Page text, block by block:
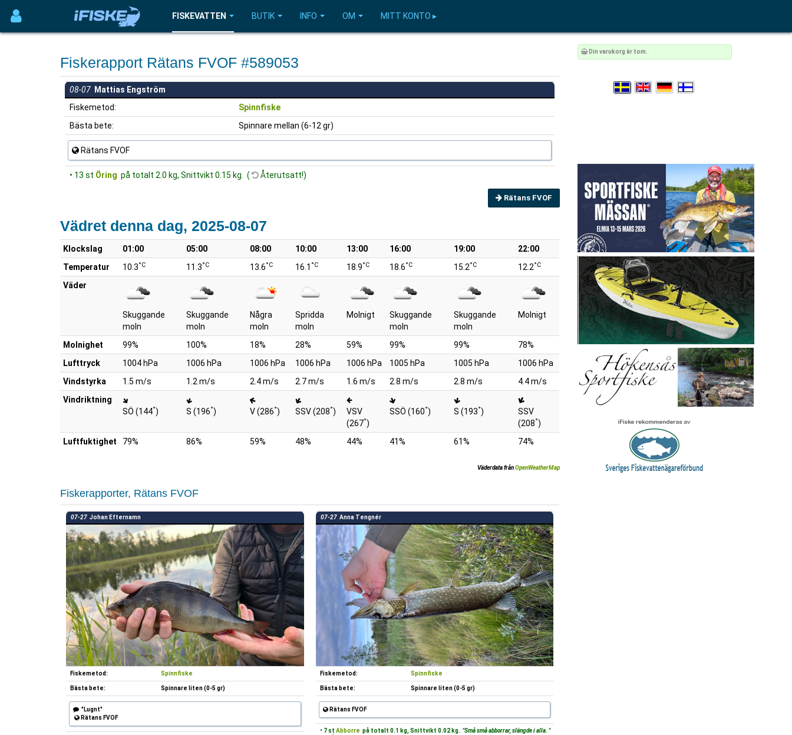
FISKEVATTEN BUTIK INFO OM MITT KONTO ▸
Fiskerapport Rätans FVOF #589053
08-07 Mattias Engström
Fiskemetod:
Spinnfiske
Bästa bete:
Spinnare mellan (6-12 gr)
Rätans FVOF
• 13 st Öring på totalt 2.0 kg, Snittvikt 0.15 kg. ( Återutsatt!)
Rätans FVOF
Vädret denna dag, 2025-08-07
Klockslag 01:00 05:00 08:00 10:00 13:00 16:00 19:00
22:00
Temperatur
10.3°C 11.3°C 13.6°C 16.1 °C 18.9°C 18.6°C 15.2°C 12.2°C
Väder
Skuggande
moln
Skuggande
moln
Några
moln
Spridda
moln
Molnigt
Skuggande
moln
Skuggande
moln
Molnigt
Molnighet 99% 100% 18% 28% 59% 99% 99%
78%
Lufttryck
1004 hPa 1006 hPa 1006 hPa 1006 hPa 1006 hPa 1005 hPa 1005 hPa
1006 hPa
Vindstyrka
1.5 m/s 1.2 m/s 2.4 m/s 2.7 m/s 1.6 m/s 2.8 m/s 2.8 m/s
4.4 m/s
Vindriktning
SÖ (144°) S (196°) V (286°) SSV (208°)
VSV
(267°)
SSÖ (160°) S (193°)
SSV
(208°)
Luftfuktighet
79% 86% 59% 48% 44% 41% 61% 74%
Väderdata frånOpenWeatherMap
Fiskerapporter, Rätans FVOF
07-27 Johan Efternamn
Fiskemetod: Spinnfiske
Bästa bete: Spinnare liten (0-5 gr)
"Lugnt"
Rätans FVOF
07-27 Anna Tengnér
Fiskemetod: Spinnfiske
Bästa bete: Spinnare liten (0-5 gr)
Rätans FVOF
• 7 st Abborre på totalt 0.1 kg, Snittvikt 0.02 kg. "Små små abborrar, slängde i alla. "
Din varukorg är tom.